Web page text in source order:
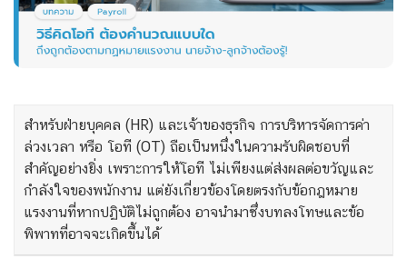
สำหรับฝ่ายบุคคล (HR) และเจ้าของธุรกิจ การบริหารจัดการค่า
ล่วงเวลา หรือ โอที (OT) ถือเป็นหนึ่งในความรับผิดชอบที่
สำคัญอย่างยิ่ง เพราะการให้โอที ไม่เพียงแต่ส่งผลต่อขวัญและ
กำลังใจของพนักงาน แต่ยังเกี่ยวข้องโดยตรงกับข้อกฎหมาย
แรงงานที่หากปฏิบัติไม่ถูกต้อง อาจนำมาซึ่งบทลงโทษและข้อ
พิพาทที่อาจจะเกิดขึ้นได้